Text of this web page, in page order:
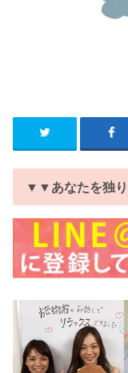
▼▼あなたを独